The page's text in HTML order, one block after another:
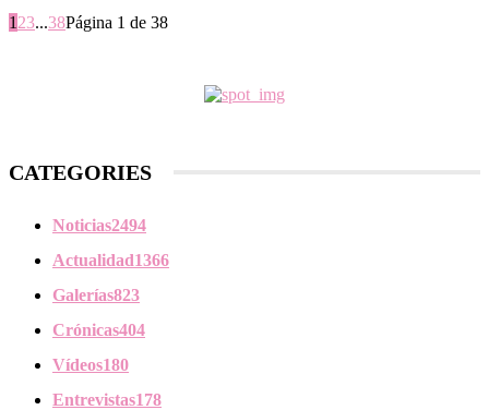
1 23...38Página 1 de 38
CATEGORIES
Noticias2494
Actualidad1366
Galerías823
Crónicas404
Vídeos180
Entrevistas178